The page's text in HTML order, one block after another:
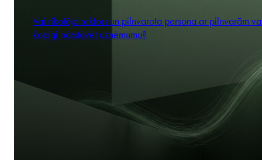
Vai rīkotājdirektors un pilnvarota persona ar pilnvarām
kopīgi pārstāvēt uzņēmumu?